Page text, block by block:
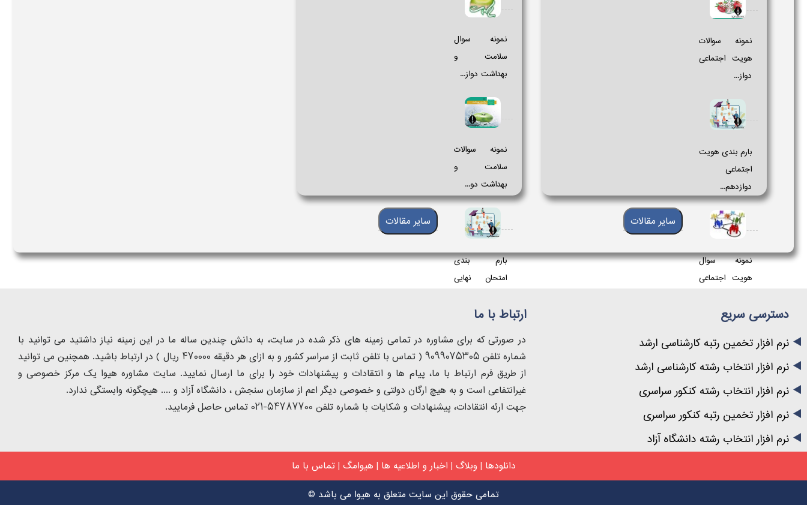
تجرب...
نمونه سوالات
هویت اجتماعی
دواز...
بارم بندی هویت
اجتماعی
دوازدهم...
نمونه سوال
هویت اجتماعی
نمونه سوال
سلامت و
بهداشت دواز...
نمونه سوالات
سلامت و
بهداشت دو...
بارم بندی
امتحان نهایی
دسترسی سریع
نرم افزار تخمین رتبه کارشناسی ارشد
نرم افزار انتخاب رشته کارشناسی ارشد
نرم افزار انتخاب رشته کنکور سراسری
نرم افزار تخمین رتبه کنکور سراسری
نرم افزار انتخاب رشته دانشگاه آزاد
ارتباط با ما
در صورتی که برای مشاوره در تمامی زمینه های ذکر شده در سایت، به دانش چندین ساله ما در این زمینه نیاز داشتید می توانید با
شماره تلفن 9099075305 ( تماس با تلفن ثابت از سراسر کشور و به ازای هر دقیقه 470000 ریال ) در ارتباط باشید. همچنین می توانید
از طریق فرم ارتباط با ما، پیام ها و انتقادات و پیشنهادات خود را برای ما ارسال نمایید. سایت مشاوره هیوا یک مرکز خصوصی و
غیرانتفاعی است و به هیچ ارگان دولتی و خصوصی دیگر اعم از سازمان سنجش ، دانشگاه آزاد و .... هیچگونه وابستگی ندارد.
جهت ارئه انتقادات، پیشنهادات و شکایات با شماره تلفن 54787700-021 تماس حاصل فرمایید.
دانلودها | وبلاگ | اخبار و اطلاعیه ها | هیوامگ |تماس با ما
تمامی حقوق این سایت متعلق به هیوا می باشد ©